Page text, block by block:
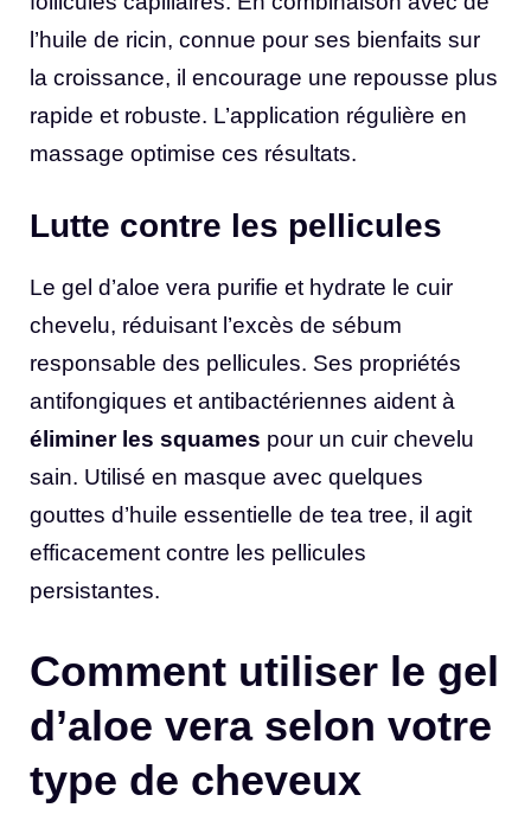
l’huile de ricin, connue pour ses bienfaits sur
la croissance, il encourage une repousse plus
rapide et robuste. L’application régulière en
massage optimise ces résultats.
Lutte contre les pellicules
Le gel d’aloe vera purifie et hydrate le cuir
chevelu, réduisant l’excès de sébum
responsable des pellicules. Ses propriétés
antifongiques et antibactériennes aident à
éliminer les squames pour un cuir chevelu
sain. Utilisé en masque avec quelques
gouttes d’huile essentielle de tea tree, il agit
efficacement contre les pellicules
persistantes.
Comment utiliser le gel
d’aloe vera selon votre
type de cheveux